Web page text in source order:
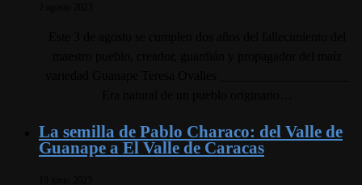
La semilla de Pablo Characo: del Valle de
Guanape a El Valle de Caracas